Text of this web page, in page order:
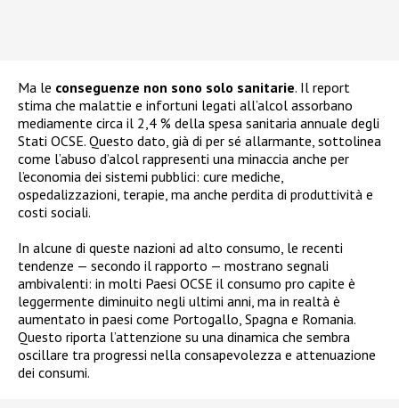
Ma le conseguenze non sono solo sanitarie. Il report
stima che malattie e infortuni legati all’alcol assorbano
mediamente circa il 2,4 % della spesa sanitaria annuale degli
Stati OCSE. Questo dato, già di per sé allarmante, sottolinea
come l’abuso d’alcol rappresenti una minaccia anche per
l’economia dei sistemi pubblici: cure mediche,
ospedalizzazioni, terapie, ma anche perdita di produttività e
costi sociali.
In alcune di queste nazioni ad alto consumo, le recenti
tendenze — secondo il rapporto — mostrano segnali
ambivalenti: in molti Paesi OCSE il consumo pro capite è
leggermente diminuito negli ultimi anni, ma in realtà è
aumentato in paesi come Portogallo, Spagna e Romania.
Questo riporta l’attenzione su una dinamica che sembra
oscillare tra progressi nella consapevolezza e attenuazione
dei consumi.